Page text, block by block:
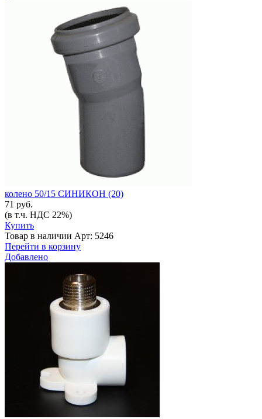
колено 50/15 СИНИКОН (20)
71 руб.
(в т.ч. НДС 22%)
Купить
Товар в наличии Арт: 5246
Перейти в корзину
Добавлено